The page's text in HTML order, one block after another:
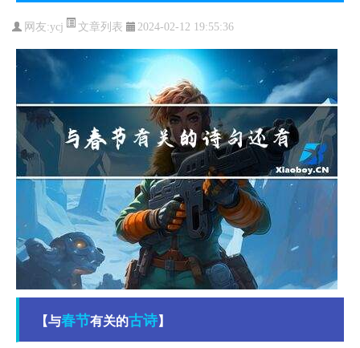
网友:ycj 文章列表 2024-02-12 19:55:36
【与春节有关的古诗】